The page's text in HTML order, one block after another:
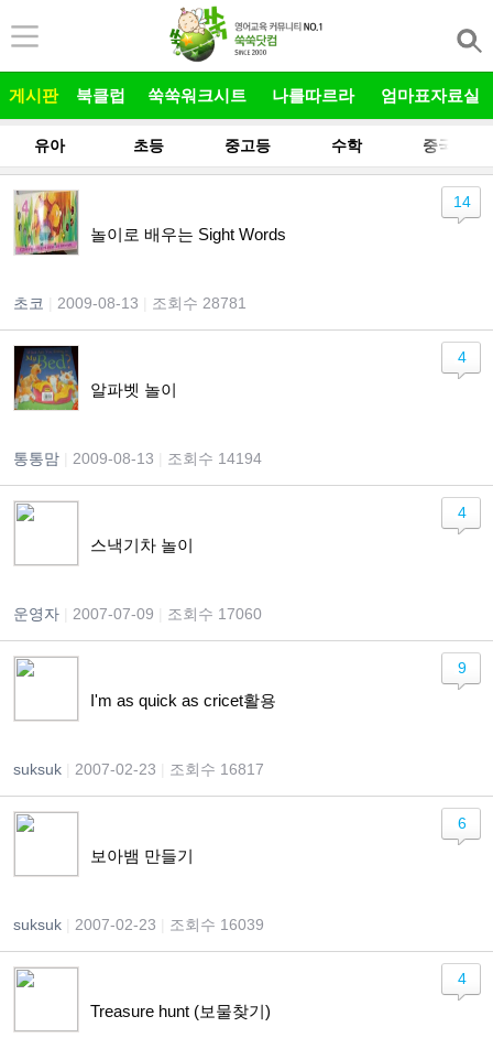
게시판 북클럽 쑥쑥워크시트 나를따르라 엄마표자료실
유아 초등 중고등 수학 중국어
놀이로 배우는 Sight Words
초코 2009-08-13 조회수 28781
14
알파벳 놀이
통통맘 2009-08-13 조회수 14194
4
스낵기차 놀이
운영자 2007-07-09 조회수 17060
4
I'm as quick as cricet활용
suksuk 2007-02-23 조회수 16817
9
보아뱀 만들기
suksuk 2007-02-23 조회수 16039
6
Treasure hunt (보물찾기)
4